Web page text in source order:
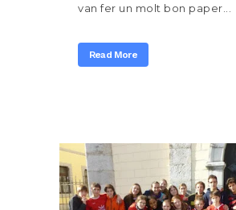
van fer un molt bon paper...
Read More